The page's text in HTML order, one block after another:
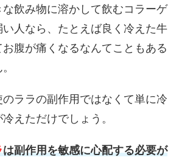
飲み物に溶かして飲むコラーゲ
人なら、たとえば良く冷えた牛
腹が痛くなるなんてこともある
ララの副作用ではなくて単に冷
えただけでしょう。
は副作用を敏感に心配する必要が